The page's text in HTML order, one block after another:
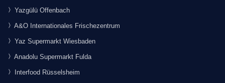
Yazgülü Offenbach
A&O Internationales Frischezentrum
Yaz Supermarkt Wiesbaden
Anadolu Supermarkt Fulda
Interfood Rüsselsheim